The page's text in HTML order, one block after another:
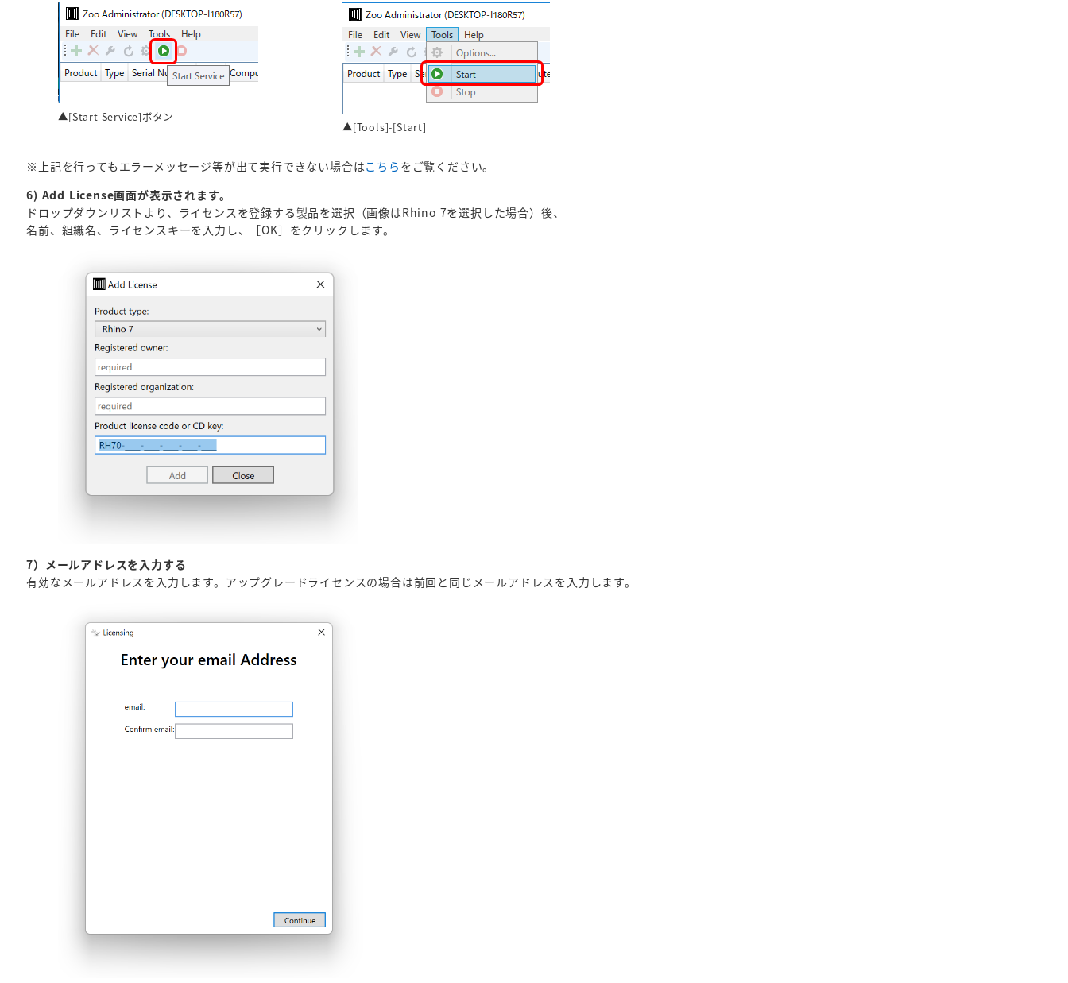
▲[Start Service]ボタン
▲[Tools]-[Start]
※上記を行ってもエラーメッセージ等が出て実行できない場合はこちら をご覧ください。
6) Add License画面が表示されます。
ドロップダウンリストより、ライセンスを登録する製品を選択（画像はRhino 7を選択した場合）後、
名前、組織名、ライセンスキーを入力し、［OK］をクリックします。
7）メールアドレスを入力する
有効なメールアドレスを入力します。アップグレードライセンスの場合は前回と同じメールアドレスを入力します。